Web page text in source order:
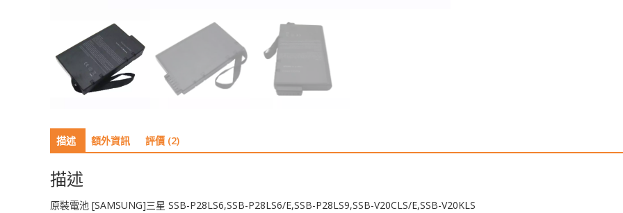
描述 額外資訊 評價 (2)
描述
原裝電池 [SAMSUNG]三星 SSB-P28LS6,SSB-P28LS6/E,SSB-P28LS9,SSB-V20CLS/E,SSB-V20KLS